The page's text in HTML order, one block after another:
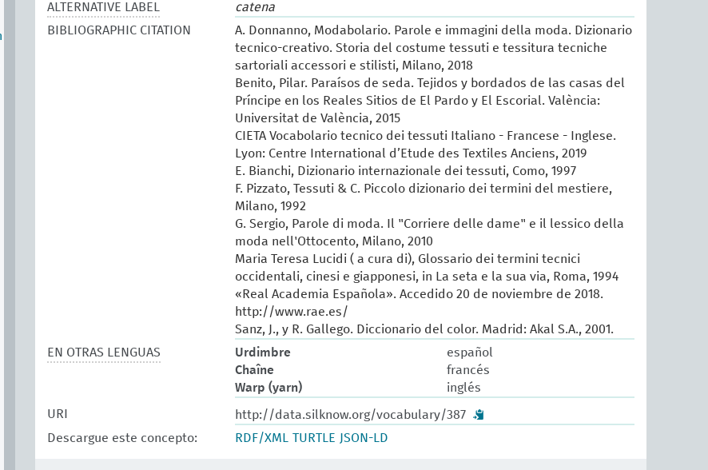
ALTERNATIVE LABEL
catena
BIBLIOGRAPHIC CITATION
A. Donnanno, Modabolario. Parole e immagini della moda. Dizionario
tecnico-creativo. Storia del costume tessuti e tessitura tecniche
sartoriali accessori e stilisti, Milano, 2018
Benito, Pilar. Paraísos de seda. Tejidos y bordados de las casas del
Príncipe en los Reales Sitios de El Pardo y El Escorial. València:
Universitat de València, 2015
CIETA Vocabolario tecnico dei tessuti Italiano - Francese - Inglese.
Lyon: Centre International d’Etude des Textiles Anciens, 2019
E. Bianchi, Dizionario internazionale dei tessuti, Como, 1997
F. Pizzato, Tessuti & C. Piccolo dizionario dei termini del mestiere,
Milano, 1992
G. Sergio, Parole di moda. Il "Corriere delle dame" e il lessico della
moda nell'Ottocento, Milano, 2010
Maria Teresa Lucidi ( a cura di), Glossario dei termini tecnici
occidentali, cinesi e giapponesi, in La seta e la sua via, Roma, 1994
«Real Academia Española». Accedido 20 de noviembre de 2018.
http://www.rae.es/
Sanz, J., y R. Gallego. Diccionario del color. Madrid: Akal S.A., 2001.
EN OTRAS LENGUAS
Urdimbre
español
Chaîne
francés
Warp (yarn)
inglés
URI
http://data.silknow.org/vocabulary/387
Descargue este concepto:
RDF/XML TURTLE JSON-LD